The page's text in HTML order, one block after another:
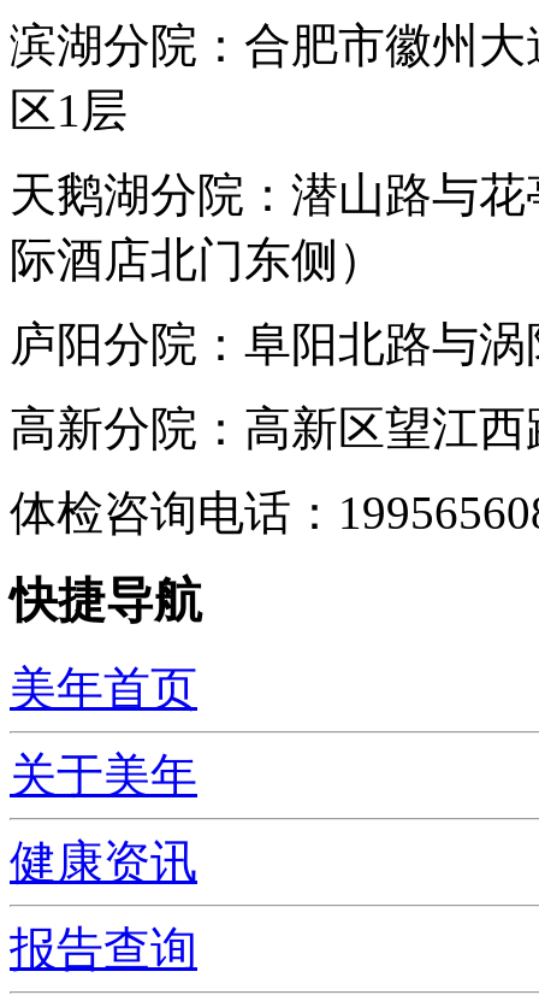
滨湖分院：合肥市徽州
区1层
天鹅湖分院：潜山路与
际酒店北门东侧）
庐阳分院：阜阳北路与
高新分院：高新区望江
体检咨询电话：
快捷导航
美年首页
关于美年
健康资讯
报告查询